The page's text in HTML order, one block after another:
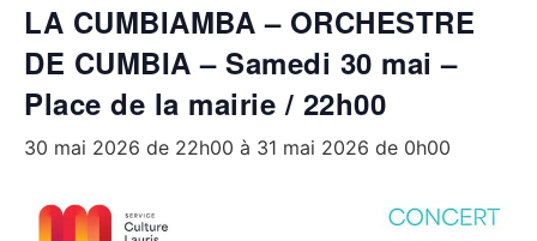
LA CUMBIAMBA – ORCHESTRE
DE CUMBIA – Samedi 30 mai –
Place de la mairie / 22h00
30 mai 2026 de 22h00 à 31 mai 2026 de 0h00